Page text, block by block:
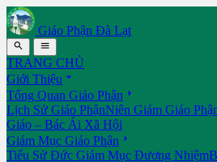
Giáo Phận Đà Lạt
 
TRANG CHỦ
Giới Thiệu 
Tổng Quan Giáo Phận 
Lịch Sử Giáo PhậnNiên Giám Giáo
Giáo – Bác Ái Xã Hội
Giám Mục Giáo Phận 
Tiểu Sử Đức Giám Mục Đương Nhiệm